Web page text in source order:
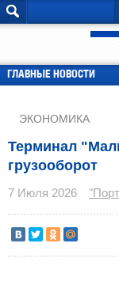
ГЛАВНЫЕ НОВОСТИ
ЭКОНОМИКА
Терминал
грузооборот
7 Июля 2026